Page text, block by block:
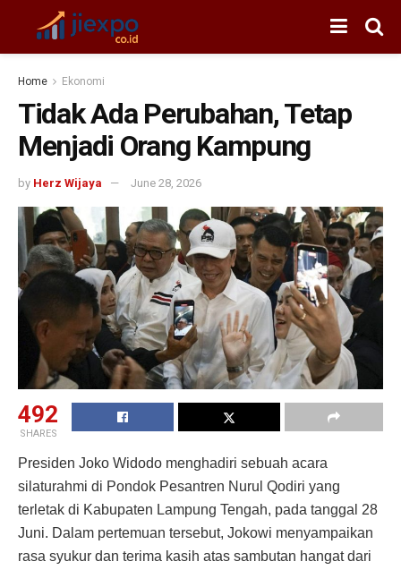
Home Ekonomi
Tidak Ada Perubahan, Tetap
Menjadi Orang Kampung
by Herz Wijaya June 28, 2026
492
SHARES
Presiden Joko Widodo menghadiri sebuah acara
silaturahmi di Pondok Pesantren Nurul Qodiri yang
terletak di Kabupaten Lampung Tengah, pada tanggal 28
Juni. Dalam pertemuan tersebut, Jokowi menyampaikan
rasa syukur dan terima kasih atas sambutan hangat dari